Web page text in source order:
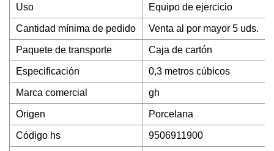
Uso Equipo de ejercicio
Cantidad mínima de pedido Venta al por mayor 5 uds.
Paquete de transporte Caja de cartón
Especificación 0,3 metros cúbicos
Marca comercial gh
Origen Porcelana
Código hs 9506911900